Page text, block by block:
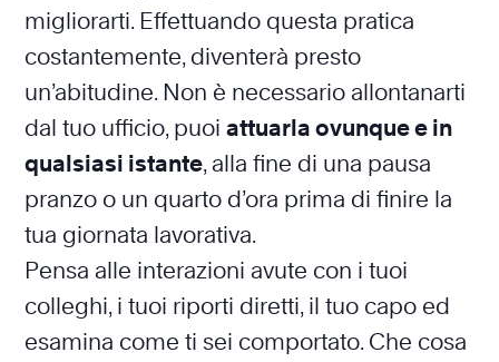
migliorarti. Effettuando questa pratica
costantemente, diventerà presto
un’abitudine. Non è necessario allontanarti
dal tuo ufficio, puoi attuarla ovunque e in
qualsiasi istante, alla fine di una pausa
pranzo o un quarto d’ora prima di finire la
tua giornata lavorativa.
Pensa alle interazioni avute con i tuoi
colleghi, i tuoi riporti diretti, il tuo capo ed
esamina come ti sei comportato. Che cosa